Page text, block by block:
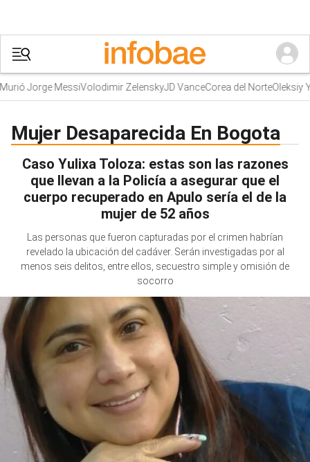
Jorge MessiVolodimir ZelenskyJD VanceCorea del NorteOleksiy
Mujer Desaparecida En Bogota
Caso Yulixa Toloza: estas son las razones
que llevan a la Policía a asegurar que el
cuerpo recuperado en Apulo sería el de la
mujer de 52 años
Las personas que fueron capturadas por el crimen habrían
revelado la ubicación del cadáver. Serán investigadas por al
menos seis delitos, entre ellos, secuestro simple y omisión de
socorro